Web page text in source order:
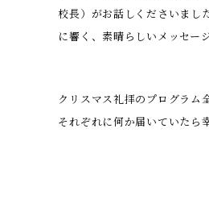
校長）がお話しくださいまし
に響く、素晴らしいメッセー
クリスマス礼拝のプログラム
それぞれに何か届いていたら